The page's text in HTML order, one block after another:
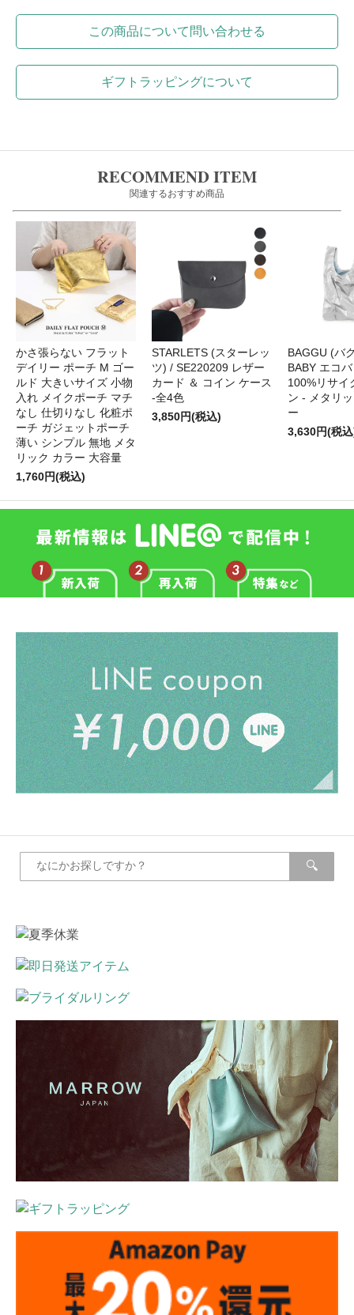
この商品について問い合わせる
ギフトラッピングについて
RECOMMEND ITEM
関連するおすすめ商品
かさ張らない フラット
デイリー ポーチ M ゴー
ルド 大きいサイズ 小物
入れ メイクポーチ マチ
なし 仕切りなし 化粧ポ
ーチ ガジェットポーチ
薄い シンプル 無地 メタ
リック カラー 大容量
1,760円(税込)
STARLETS (スターレッ
ツ) / SE220209 レザー
カード ＆ コイン ケース
-全4色
3,850円(税込)
BAGGU (バ
BABY エコ
100%リサイ
ン - メタリ
ー
3,630円(税